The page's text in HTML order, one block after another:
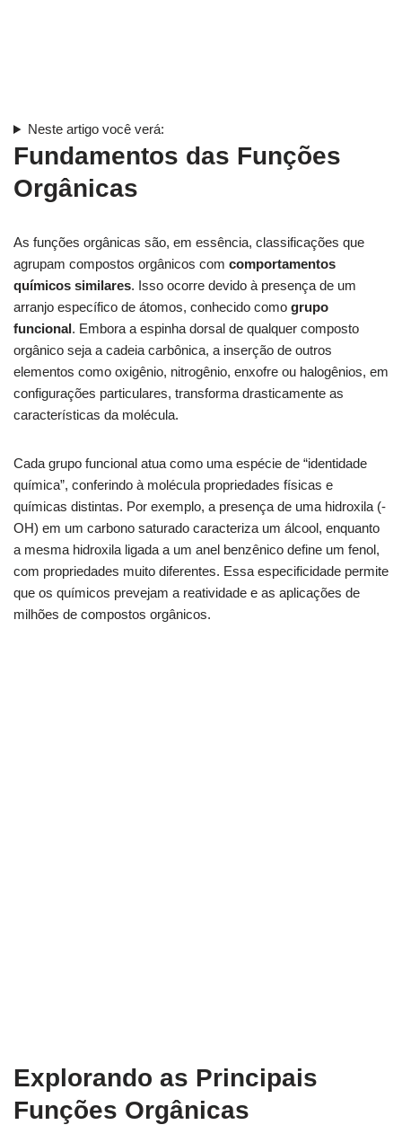
Neste artigo você verá:
Fundamentos das Funções
Orgânicas
As funções orgânicas são, em essência, classificações que
agrupam compostos orgânicos com comportamentos
químicos similares. Isso ocorre devido à presença de um
arranjo específico de átomos, conhecido como grupo
funcional. Embora a espinha dorsal de qualquer composto
orgânico seja a cadeia carbônica, a inserção de outros
elementos como oxigênio, nitrogênio, enxofre ou halogênios, em
configurações particulares, transforma drasticamente as
características da molécula.
Cada grupo funcional atua como uma espécie de “identidade
química”, conferindo à molécula propriedades físicas e
químicas distintas. Por exemplo, a presença de uma hidroxila (-
OH) em um carbono saturado caracteriza um álcool, enquanto
a mesma hidroxila ligada a um anel benzênico define um fenol,
com propriedades muito diferentes. Essa especificidade permite
que os químicos prevejam a reatividade e as aplicações de
milhões de compostos orgânicos.
Explorando as Principais
Funções Orgânicas